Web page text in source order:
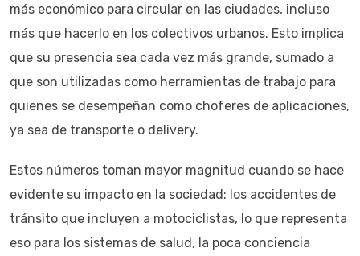
más económico para circular en las ciudades, incluso
más que hacerlo en los colectivos urbanos. Esto implica
que su presencia sea cada vez más grande, sumado a
que son utilizadas como herramientas de trabajo para
quienes se desempeñan como choferes de aplicaciones,
ya sea de transporte o delivery.
Estos números toman mayor magnitud cuando se hace
evidente su impacto en la sociedad: los accidentes de
tránsito que incluyen a motociclistas, lo que representa
eso para los sistemas de salud, la poca conciencia